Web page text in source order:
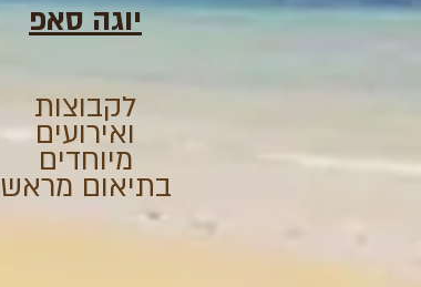
יוגה סאפ
לקבוצות
ואירועים
מיוחדים
בתיאום מראש